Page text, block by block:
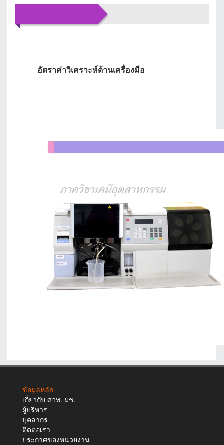
อัตราค่าวิเคราะห์ด้านเครื่องมือ
ข้อมูลหลัก
เกี่ยวกับ ศวท. มช.
ผู้บริหาร
บุคลากร
ติดต่อเรา
ประกาศของหน่วยงาน